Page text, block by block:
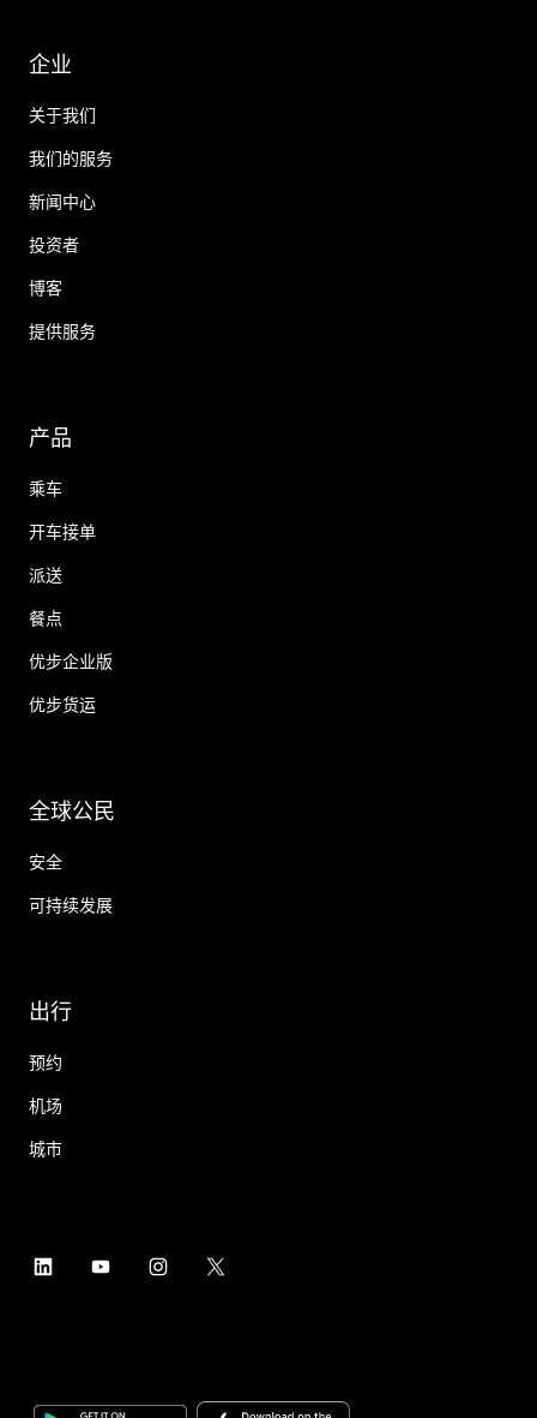
企业
关于我们
我们的服务
新闻中心
投资者
博客
提供服务
产品
乘车
开车接单
派送
餐点
优步企业版
优步货运
全球公民
安全
可持续发展
出行
预约
机场
城市